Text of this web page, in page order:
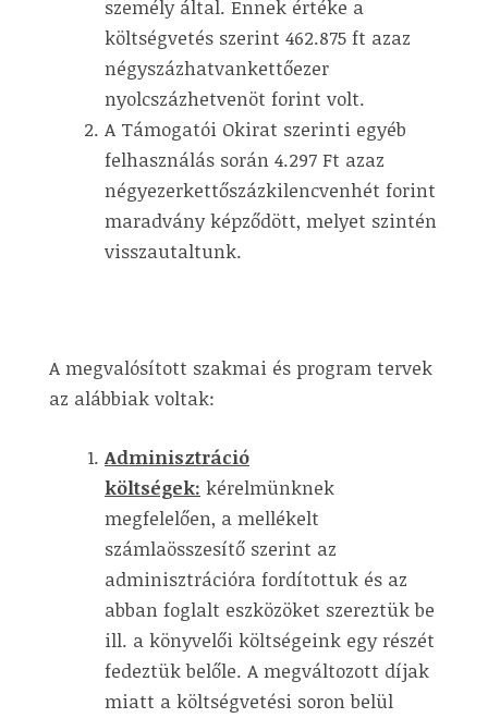
személy által. Ennek értéke a
költségvetés szerint 462.875 ft azaz
négyszázhatvankettőezer
nyolcszázhetvenöt forint volt.
A Támogatói Okirat szerinti egyéb
felhasználás során 4.297 Ft azaz
négyezerkettőszázkilencvenhét forint
maradvány képződött, melyet szintén
visszautaltunk.
A megvalósított szakmai és program tervek
az alábbiak voltak:
Adminisztráció
költségek: kérelmünknek
megfelelően, a mellékelt
számlaösszesítő szerint az
adminisztrációra fordítottuk és az
abban foglalt eszközöket szereztük be
ill. a könyvelői költségeink egy részét
fedeztük belőle. A megváltozott díjak
miatt a költségvetési soron belül